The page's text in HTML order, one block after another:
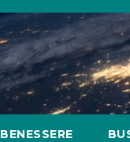
BENESSERE